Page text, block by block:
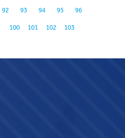
92 93 94 95 96
100 101 102 103